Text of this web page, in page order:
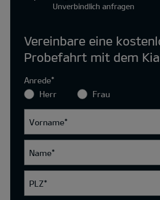
Unverbindlich anfragen
Vereinbare eine
Probefahrt mit dem Kia
Anrede*
Herr
Frau
Vorname*
Name*
PLZ*